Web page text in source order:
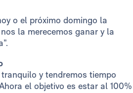
o el próximo domingo la
nos la merecemos ganar y la
y tendremos tiempo
el objetivo es estar al 100%